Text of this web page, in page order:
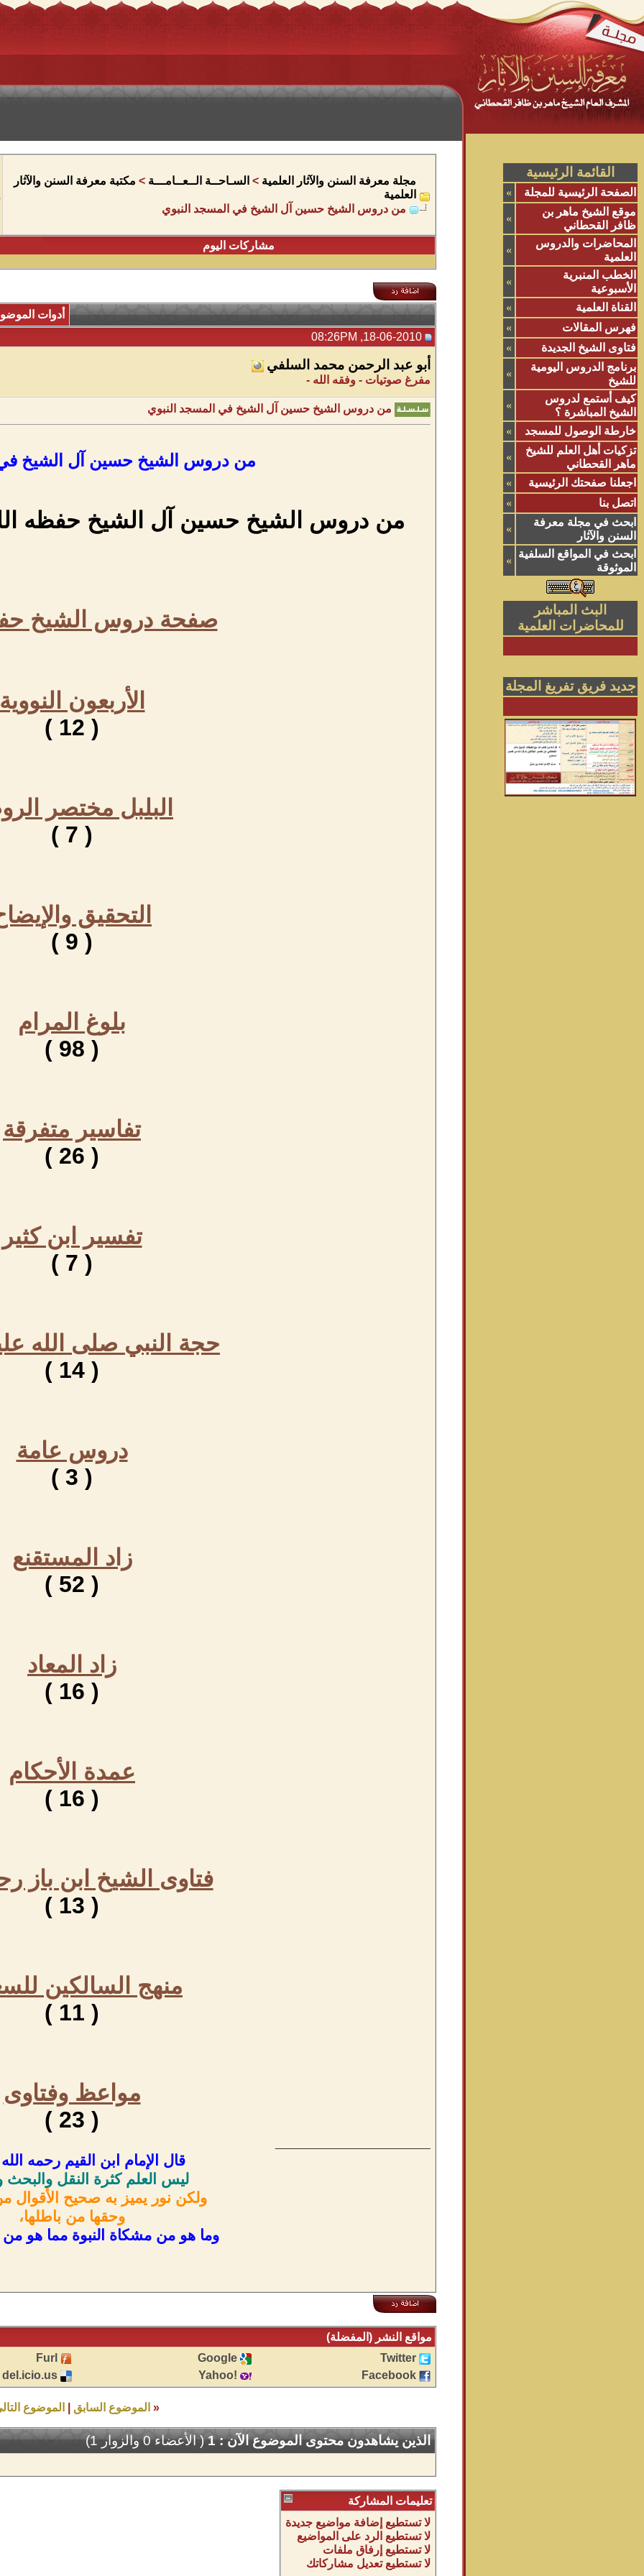
القائمة الرئيسية
الصفحة الرئيسية للمجلة
»
موقع الشيخ ماهر بن
ظافر القحطاني
»
المحاضرات والدروس
العلمية
»
الخطب المنبرية
الأسبوعية
»
القناة العلمية
»
فهرس المقالات
»
فتاوى الشيخ الجديدة
»
برنامج الدروس اليومية
للشيخ
»
كيف أستمع لدروس
الشيخ المباشرة ؟
»
خارطة الوصول للمسجد
»
تزكيات أهل العلم للشيخ
ماهر القحطاني
»
اجعلنا صفحتك الرئيسية
»
اتصل بنا
»
ابحث في مجلة معرفة
السنن والآثار
»
ابحث في المواقع السلفية
الموثوقة
»
البث المباشر
للمحاضرات العلمية
جديد فريق تفريغ المجلة
مجلة معرفة السنن والآثار العلمية > السـاحــة الــعــامـــة > مكتبة معرفة السنن والآثار
العلمية
من دروس الشيخ حسين آل الشيخ في المسجد النبوي
مشاركات اليوم
أدوات
أبو عبد الرحمن محمد السلفي
مفرغ صوتيات - وفقه الله -
من دروس الشيخ حسين آل الشيخ في المسجد النبوي
من دروس الشيخ حسين آل الشيخ في
من دروس الشيخ حسين آل الشيخ حفظه
صفحة دروس الشيخ
الأربعون
( 12 )
البلبل مختصر
( 7 )
التحقيق
( 9 )
بلوغ المرام
( 98 )
تفاسير متفرقة
( 26 )
تفسير ابن كثير
( 7 )
حجة النبي صلى الله
( 14 )
دروس عامة
( 3 )
زاد المستقنع
( 52 )
زاد المعاد
( 16 )
عمدة الأحكام
( 16 )
فتاوى الشيخ ابن باز
( 13 )
منهج السالكين
( 11 )
مواعظ وفتاوى
( 23 )
قال الإمام ابن القيم رحمه
ليس العلم كثرة النقل والبحث
ولكن نور يميز به صحيح الأقوال
وحقها من باطلها،
وما هو من مشكاة النبوة مما هو من
مواقع النشر (المفضلة)
Twitter
Google
Furl
Facebook
!Yahoo
del.icio.us
« الموضوع السابق الموضوع
الذين يشاهدون محتوى الموضوع الآن : 1 ( الأعضاء 0 والزوار 1)
تعليمات المشاركة
لا تستطيع إضافة مواضيع جديدة
لا تستطيع الرد على المواضيع
لا تستطيع إرفاق ملفات
لا تستطيع تعديل مشاركاتك